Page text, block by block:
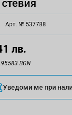
Арт. № 537788
лв.
BGN
Уведоми ме при